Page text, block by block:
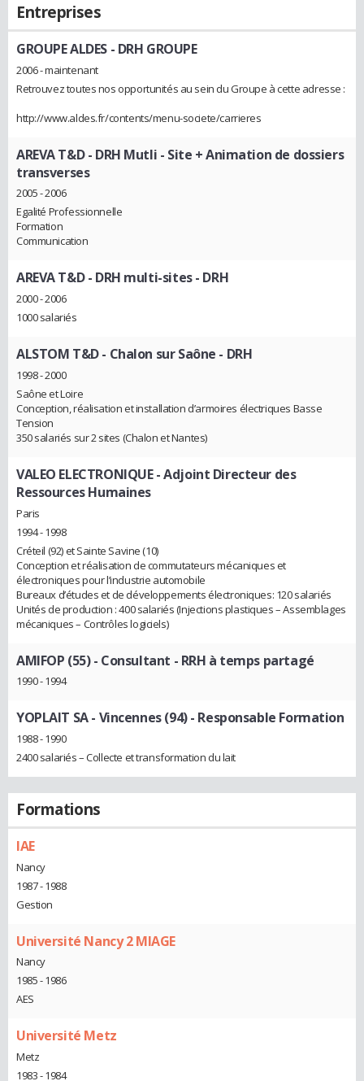
Entreprises
GROUPE ALDES- DRH GROUPE
2006 - maintenant
Retrouvez toutes nos opportunités au sein du Groupe à cette adresse :
http://www.aldes.fr/contents/menu-societe/carrieres
AREVA T&D- DRH Mutli - Site + Animation de dossiers
transverses
2005 - 2006
Egalité Professionnelle
Formation
Communication
AREVA T&D - DRH multi-sites- DRH
2000 - 2006
1000 salariés
ALSTOM T&D - Chalon sur Saône - DRH
1998 - 2000
Saône et Loire
Conception, réalisation et installation d’armoires électriques Basse
Tension
350 salariés sur 2 sites (Chalon et Nantes)
VALEO ELECTRONIQUE- Adjoint Directeur des
Ressources Humaines
Paris
1994 - 1998
Créteil (92) et Sainte Savine (10)
Conception et réalisation de commutateurs mécaniques et
électroniques pour l’industrie automobile
Bureaux d’études et de développements électroniques: 120 salariés
Unités de production : 400 salariés (Injections plastiques – Assemblages
mécaniques – Contrôles logiciels)
AMIFOP (55)- Consultant - RRH à temps partagé
1990 - 1994
YOPLAIT SA - Vincennes (94)- Responsable Formation
1988 - 1990
2400 salariés – Collecte et transformation du lait
Formations
IAE
Nancy
1987 - 1988
Gestion
Université Nancy 2 MIAGE
Nancy
1985 - 1986
AES
Université Metz
Metz
1983 - 1984